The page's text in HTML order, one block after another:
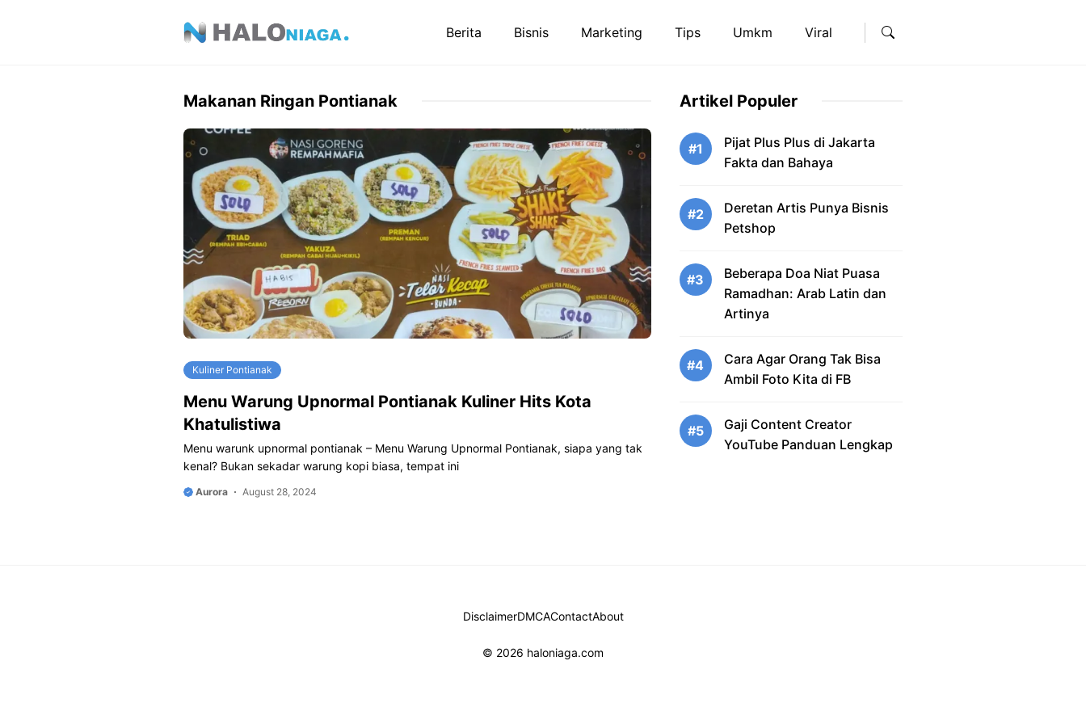
Berita Bisnis Marketing Tips Umkm Viral
Makanan Ringan Pontianak
Kuliner Pontianak
Menu Warung Upnormal Pontianak Kuliner Hits Kota
Khatulistiwa
Menu warunk upnormal pontianak – Menu Warung Upnormal Pontianak, siapa yang tak
kenal? Bukan sekadar warung kopi biasa, tempat ini
Aurora August 28, 2024
Artikel Populer
#1
Pijat Plus Plus di Jakarta
Fakta dan Bahaya
#2
Deretan Artis Punya Bisnis
Petshop
#3
Beberapa Doa Niat Puasa
Ramadhan: Arab Latin dan
Artinya
#4
Cara Agar Orang Tak Bisa
Ambil Foto Kita di FB
#5
Gaji Content Creator
YouTube Panduan Lengkap
DisclaimerDMCAContactAbout
© 2026 haloniaga.com